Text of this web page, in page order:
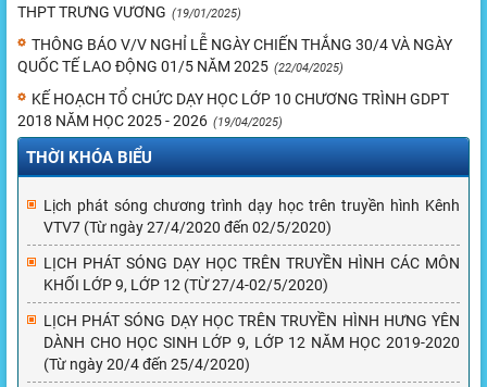
THPT TRƯNG VƯƠNG (19/01/2025)
THÔNG BÁO V/V NGHỈ LỄ NGÀY CHIẾN THẮNG 30/4 VÀ NGÀY
QUỐC TẾ LAO ĐỘNG 01/5 NĂM 2025 (22/04/2025)
KẾ HOẠCH TỔ CHỨC DẠY HỌC LỚP 10 CHƯƠNG TRÌNH GDPT
2018 NĂM HỌC 2025 - 2026 (19/04/2025)
THỜI KHÓA BIỂU
Lịch phát sóng chương trình dạy học trên truyền hình Kênh
VTV7 (Từ ngày 27/4/2020 đến 02/5/2020)
LỊCH PHÁT SÓNG DẠY HỌC TRÊN TRUYỀN HÌNH CÁC MÔN
KHỐI LỚP 9, LỚP 12 (TỪ 27/4-02/5/2020)
LỊCH PHÁT SÓNG DẠY HỌC TRÊN TRUYỀN HÌNH HƯNG YÊN
DÀNH CHO HỌC SINH LỚP 9, LỚP 12 NĂM HỌC 2019-2020
(Từ ngày 20/4 đến 25/4/2020)